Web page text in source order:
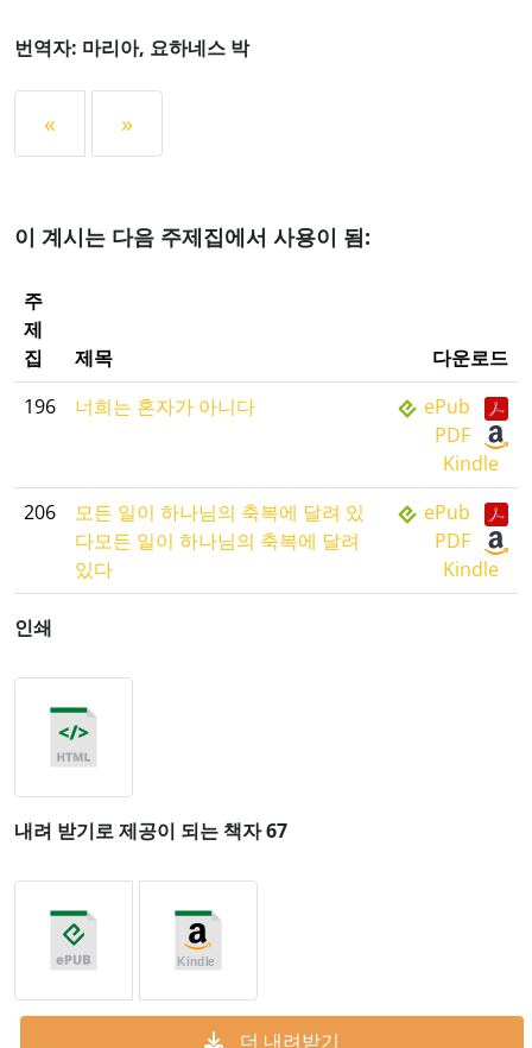
번역자: 마리아, 요하네스 박
« »
이 계시는 다음 주제집에서 사용이 됨:
주
제
집
제목
다운로드
196
너희는 혼자가 아니다
ePub
PDF
Kindle
206
모든 일이 하나님의 축복에 달려 있
다모든 일이 하나님의 축복에 달려
있다
ePub
PDF
Kindle
인쇄
내려 받기로 제공이 되는 책자 67
더 내려받기